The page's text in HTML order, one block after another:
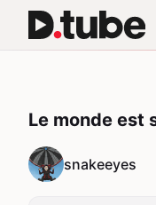
Le monde est
snakeeyes